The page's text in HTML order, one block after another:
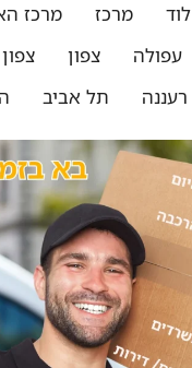
לוד מרכז מרכז
עפולה צפון
רעננה תל אביב